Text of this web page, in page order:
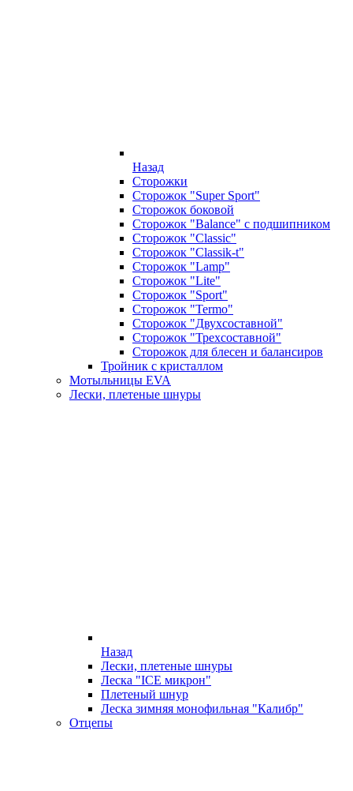
Назад
Сторожки
Сторожок "Super Sport"
Сторожок боковой
Сторожок "Balance" с подшипником
Сторожок "Classic"
Сторожок "Classik-t"
Сторожок "Lamp"
Сторожок "Lite"
Сторожок "Sport"
Сторожок "Termo"
Сторожок "Двухсоставной"
Сторожок "Трехсоставной"
Сторожок для блесен и балансиров
Тройник с кристаллом
Мотыльницы EVA
Лески, плетеные шнуры
Назад
Лески, плетеные шнуры
Леска "ICE микрон"
Плетеный шнур
Леска зимняя монофильная "Калибр"
Отцепы